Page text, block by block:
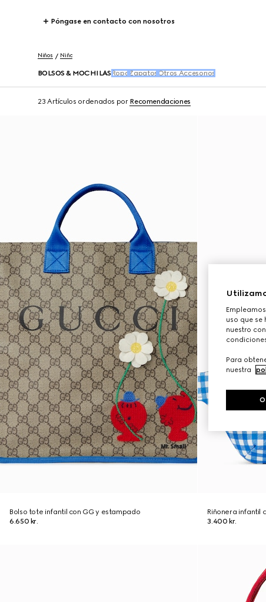
Póngase en contacto con nosotros
Niños Niño
BOLSOS & MOCHILAS Ropa Zapatos Otros Accesorios
23 Artículos ordenados por Recomendaciones
Bolso tote infantil con GG y estampado
6.650 kr.
Riñonera infantil
3.400 kr.
uso que se
nuestro
Para
nuestra